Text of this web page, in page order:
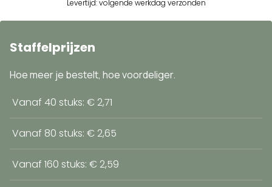
Levertijd: volgende werkdag verzonden
Staffelprijzen
Hoe meer je bestelt, hoe voordeliger.
Vanaf 40 stuks: € 2,71
Vanaf 80 stuks: € 2,65
Vanaf 160 stuks: € 2,59